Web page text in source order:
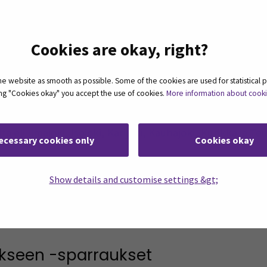
Cookies are okay, right?
website as smooth as possible. Some of the cookies are used for statistical
"Cookies okay" you accept the use of cookies. More information about
cookies only Cookies okay
Show details and customise settings &gt;
tuo etua ja rahaa liiketoimintaan.
-sparraukset